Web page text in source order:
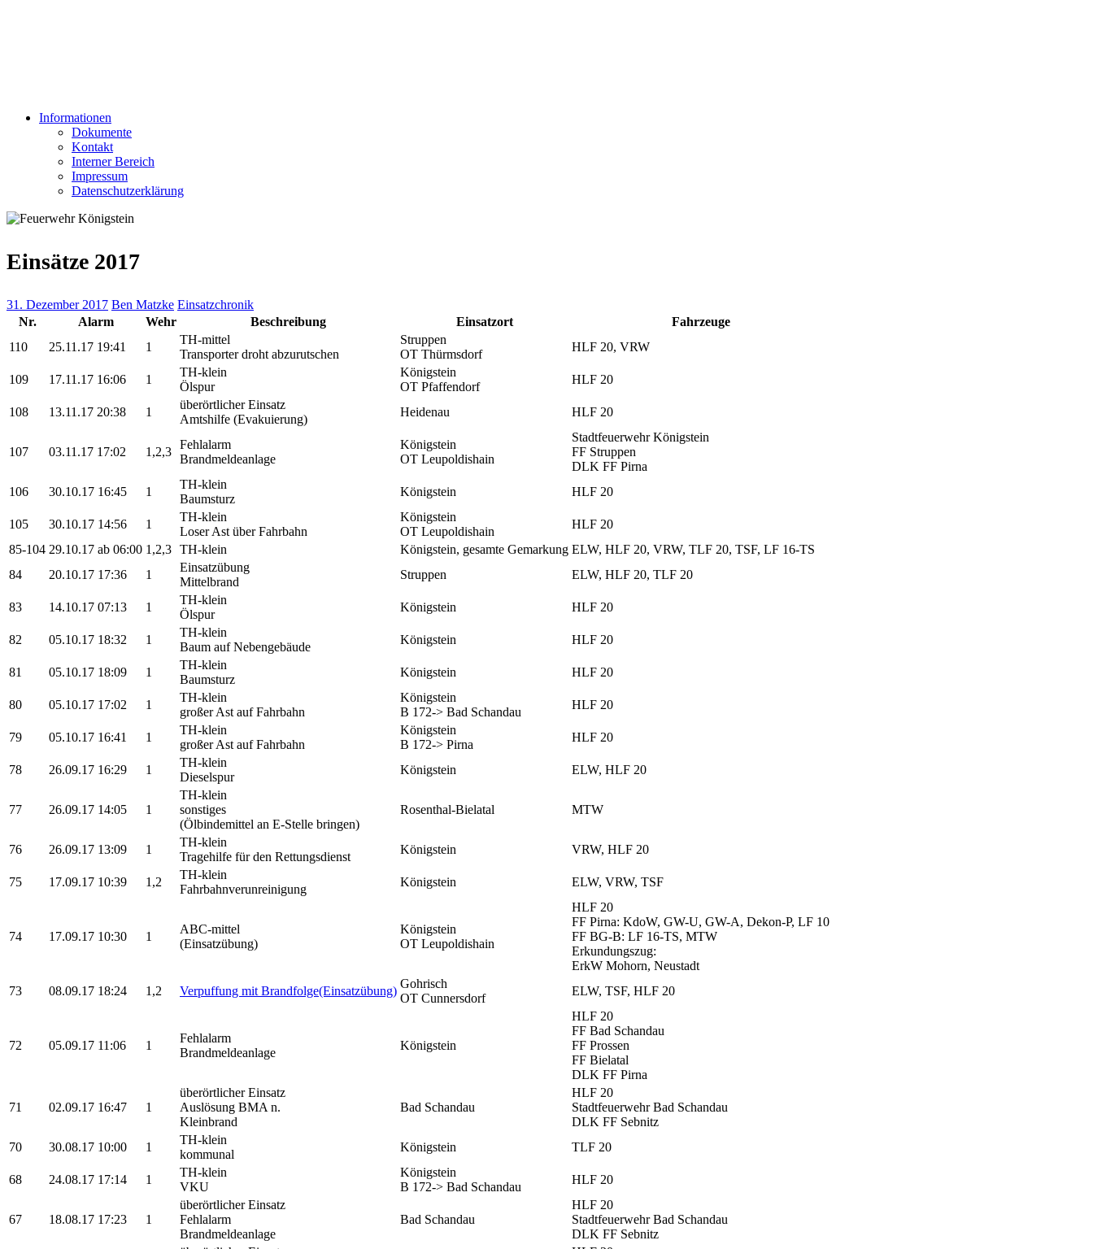
Informationen
Dokumente
Kontakt
Interner Bereich
Impressum
Datenschutzerklärung
Einsätze 2017
31. Dezember 2017 Ben Matzke Einsatzchronik
Nr.
Alarm Wehr Beschreibung Einsatzort
Fahrzeuge
110
25.11.17 19:41 1
TH-mittel
Transporter droht abzurutschen
Struppen
OT Thürmsdorf
HLF 20, VRW
109 17.11.17 16:06 1
TH-klein
Ölspur
Königstein
OT Pfaffendorf
HLF 20
108 13.11.17 20:38 1
überörtlicher Einsatz
Amtshilfe (Evakuierung)
Heidenau HLF 20
107 03.11.17 17:02 1,2,3
Fehlalarm
Brandmeldeanlage
Königstein
OT Leupoldishain
Stadtfeuerwehr Königstein
FF Struppen
DLK FF Pirna
106
30.10.17 16:45 1
TH-klein
Baumsturz
Königstein HLF 20
105 30.10.17 14:56 1
TH-klein
Loser Ast über Fahrbahn
Königstein
OT Leupoldishain
HLF 20
85-104 29.10.17 ab 06:00 1,2,3 TH-klein Königstein, gesamte Gemarkung ELW, HLF 20, VRW, TLF 20, TSF, LF 16-TS
84
20.10.17 17:36 1
Einsatzübung
Mittelbrand
Struppen ELW, HLF 20, TLF 20
83 14.10.17 07:13 1
TH-klein
Ölspur
Königstein HLF 20
82 05.10.17 18:32 1
TH-klein
Baum auf Nebengebäude
Königstein HLF 20
81 05.10.17 18:09 1
TH-klein
Baumsturz
Königstein HLF 20
80 05.10.17 17:02 1
TH-klein
großer Ast auf Fahrbahn
Königstein
B 172-> Bad Schandau
HLF 20
79 05.10.17 16:41 1
TH-klein
großer Ast auf Fahrbahn
Königstein
B 172-> Pirna
HLF 20
78 26.09.17 16:29 1
TH-klein
Dieselspur
Königstein ELW, HLF 20
77 26.09.17 14:05 1
TH-klein
sonstiges
(Ölbindemittel an E-Stelle bringen)
Rosenthal-Bielatal MTW
76 26.09.17 13:09 1
TH-klein
Tragehilfe für den Rettungsdienst
Königstein VRW, HLF 20
75 17.09.17 10:39 1,2
TH-klein
Fahrbahnverunreinigung
Königstein ELW, VRW, TSF
74 17.09.17 10:30 1
ABC-mittel
(Einsatzübung)
Königstein
OT Leupoldishain
HLF 20
FF Pirna: KdoW, GW-U, GW-A, Dekon-P, LF 10
FF BG-B: LF 16-TS, MTW
Erkundungszug:
ErkW Mohorn, Neustadt
73
08.09.17 18:24 1,2 Verpuffung mit Brandfolge(Einsatzübung)
Gohrisch
OT Cunnersdorf
ELW, TSF, HLF 20
72 05.09.17 11:06 1
Fehlalarm
Brandmeldeanlage
Königstein
HLF 20
FF Bad Schandau
FF Prossen
FF Bielatal
DLK FF Pirna
71 02.09.17 16:47 1
überörtlicher Einsatz
Auslösung BMA n.
Kleinbrand
Bad Schandau
HLF 20
Stadtfeuerwehr Bad Schandau
DLK FF Sebnitz
70
30.08.17 10:00 1
TH-klein
kommunal
Königstein TLF 20
68 24.08.17 17:14 1
TH-klein
VKU
Königstein
B 172-> Bad Schandau
HLF 20
67 18.08.17 17:23 1
überörtlicher Einsatz
Fehlalarm
Brandmeldeanlage
Bad Schandau
HLF 20
Stadtfeuerwehr Bad Schandau
DLK FF Sebnitz